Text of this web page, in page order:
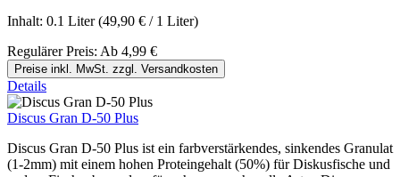
Inhalt: 0.1 Liter(49,90 € / 1 Liter)
Regulärer Preis: Ab 4,99 €
Preise inkl. MwSt. zzgl. Versandkosten
Details
Discus Gran D-50 Plus
Discus Gran D-50 Plus ist ein farbverstärkendes, sinkendes Granulat
(1-2mm) mit einem hohen Proteingehalt (50%) für Diskusfische und